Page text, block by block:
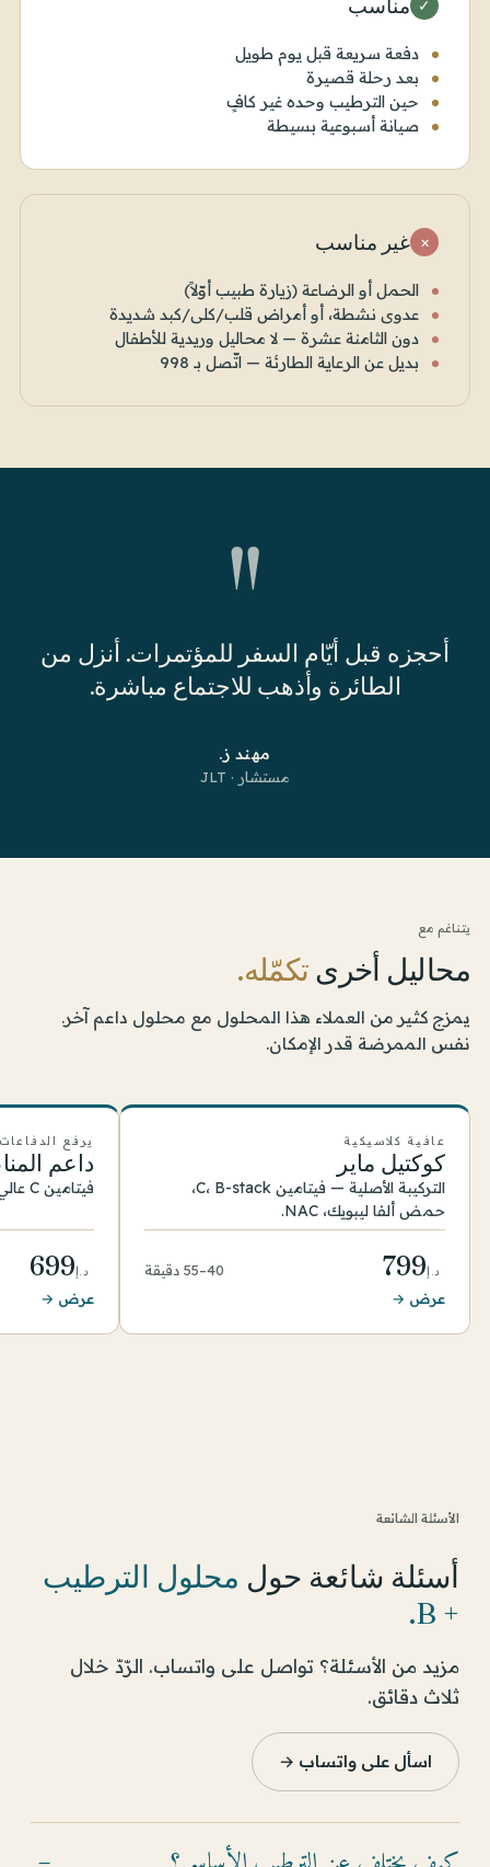
✓
دفعة سريعة قبل يوم طويل
بعد رحلة قصيرة
حين الترطيب وحده غير كافٍ
صيانة أسبوعية بسيطة
× غير مناسب
الحمل أو الرضاعة (زيارة طبيب أوّلاً)
عدوى نشطة، أو أمراض قلب/كلى/كبد شديدة
دون الثامنة عشرة — لا محاليل وريدية للأطفال
بديل عن الرعاية الطارئة — اتّصل بـ 998
"
أحجزه قبل أيّام السفر للمؤتمرات. أنزل من
الطائرة وأذهب للاجتماع مباشرة.
مهند ز.
مستشار · JLT
يتناغم مع
محاليل أخرى تكمّله.
يمزج كثير من العملاء هذا المحلول مع محلول داعم آخر.
نفس الممرضة قدر الإمكان.
عافية كلاسيكية
كوكتيل ماير
التركيبة الأصلية — فيتامين C، B-stack،
حمض ألفا ليبويك، NAC.
د.إ799
40–55 دقيقة
عرض →
يرفع
داعم
فيتامين C عالي الجرعة وB-vits مع مغنيسيوم.
د.إ699
عرض →
الأسئلة الشائعة
أسئلة شائعة حول محلول الترطيب
+ B
.
مزيد من الأسئلة؟ تواصل على واتساب. الرّدّ خلال
ثلاث دقائق.
اسأل على واتساب →